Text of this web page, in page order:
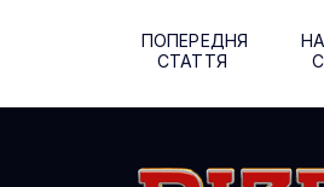
ПОПЕРЕДНЯ
СТАТТЯ